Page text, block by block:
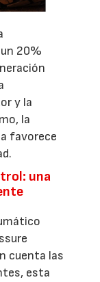
20%
y la
la
favorece
una
cuenta las
esta